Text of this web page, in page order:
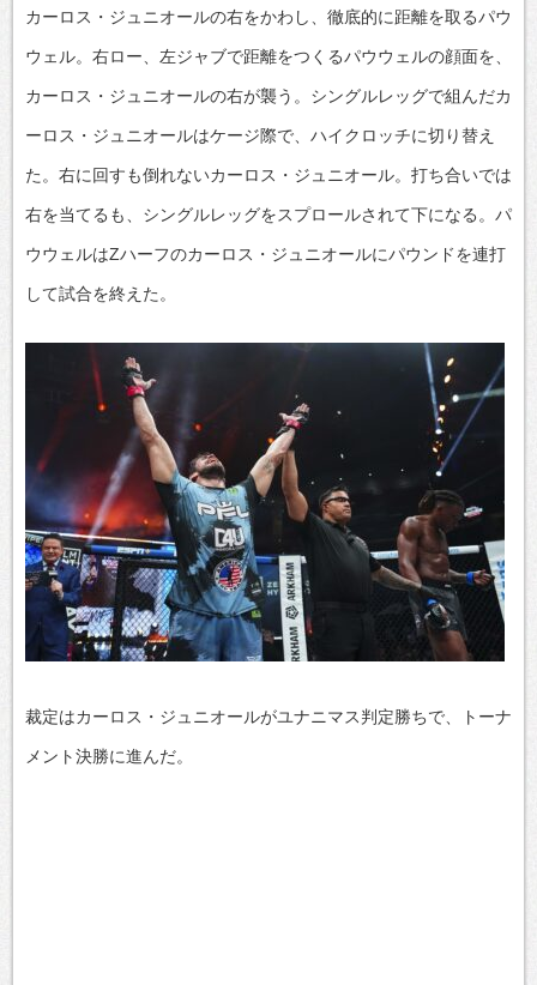
カーロス・ジュニオールの右をかわし、徹底的に距離を取るパウ
ウェル。右ロー、左ジャブで距離をつくるパウウェルの顔面を、
カーロス・ジュニオールの右が襲う。シングルレッグで組んだカ
ーロス・ジュニオールはケージ際で、ハイクロッチに切り替え
た。右に回すも倒れないカーロス・ジュニオール。打ち合いでは
右を当てるも、シングルレッグをスプロールされて下になる。パ
ウウェルはZハーフのカーロス・ジュニオールにパウンドを連打
して試合を終えた。
裁定はカーロス・ジュニオールがユナニマス判定勝ちで、トーナ
メント決勝に進んだ。